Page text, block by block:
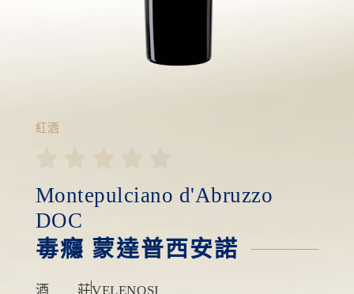
紅酒
Montepulciano d'Abruzzo
DOC
毒癮 蒙達普西安諾
酒 莊VELENOSI